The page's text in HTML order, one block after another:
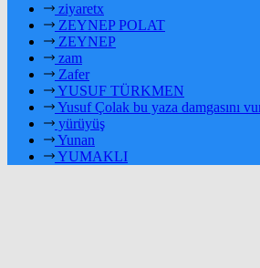
ziyaretx
ZEYNEP POLAT
ZEYNEP
zam
Zafer
YUSUF TÜRKMEN
Yusuf Çolak bu yaza damgasını
yürüyüş
Yunan
YUMAKLI